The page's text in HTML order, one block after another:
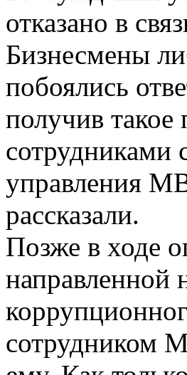
отказано в
Бизнесмены
побоялись
получив такое
сотрудниками
управления
рассказали.
Позже в ходе
направленной
сотрудником